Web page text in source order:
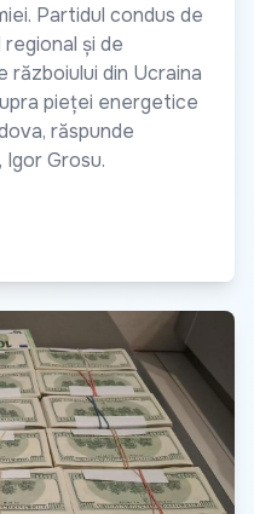
Partidul condus de
și de
din Ucraina
pieței energetice
răspunde
Grosu.